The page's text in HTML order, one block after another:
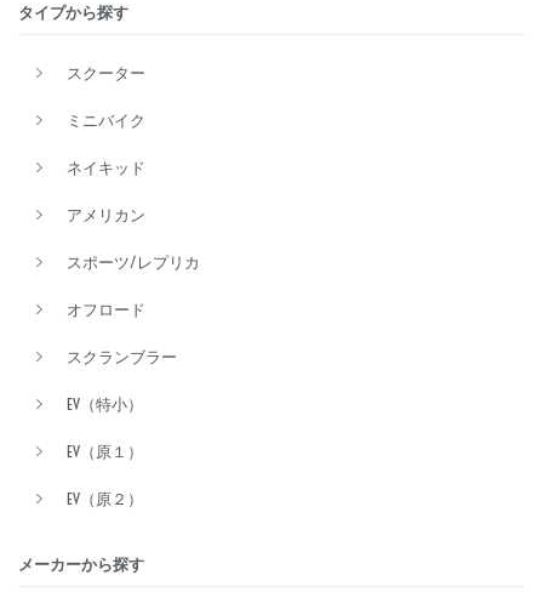
タイプから探す
スクーター
ミニバイク
ネイキッド
アメリカン
スポーツ/レプリカ
オフロード
スクランブラー
EV（特小）
EV（原１）
EV（原２）
メーカーから探す
価格